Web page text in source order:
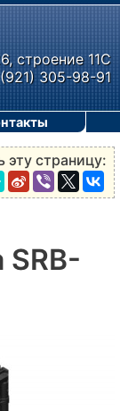
строение 11С
305-98-91
эту страницу: